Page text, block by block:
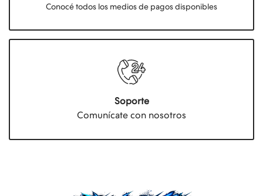
Conocé todos los medios de pagos disponibles
Soporte
Comunícate con nosotros